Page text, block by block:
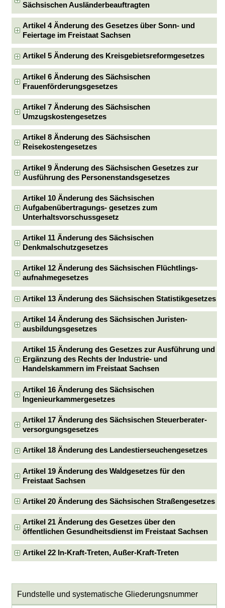
Sächsischen Ausländerbeauftragten
Artikel 4 Änderung des Gesetzes über Sonn- und
Feiertage im Freistaat Sachsen
Artikel 5 Änderung des Kreisgebietsreformgesetzes
Artikel 6 Änderung des Sächsischen
Frauenförderungsgesetzes
Artikel 7 Änderung des Sächsischen
Umzugskostengesetzes
Artikel 8 Änderung des Sächsischen
Reisekostengesetzes
Artikel 9 Änderung des Sächsischen Gesetzes zur
Ausführung des Personenstandsgesetzes
Artikel 10 Änderung des Sächsischen
Aufgabenübertragungs- gesetzes zum
Unterhaltsvorschussgesetz
Artikel 11 Änderung des Sächsischen
Denkmalschutzgesetzes
Artikel 12 Änderung des Sächsischen Flüchtlings-
aufnahmegesetzes
Artikel 13 Änderung des Sächsischen Statistikgesetzes
Artikel 14 Änderung des Sächsischen Juristen-
ausbildungsgesetzes
Artikel 15 Änderung des Gesetzes zur Ausführung und
Ergänzung des Rechts der Industrie- und
Handelskammern im Freistaat Sachsen
Artikel 16 Änderung des Sächsischen
Ingenieurkammergesetzes
Artikel 17 Änderung des Sächsischen Steuerberater-
versorgungsgesetzes
Artikel 18 Änderung des Landestierseuchengesetzes
Artikel 19 Änderung des Waldgesetzes für den
Freistaat Sachsen
Artikel 20 Änderung des Sächsischen Straßengesetzes
Artikel 21 Änderung des Gesetzes über den
öffentlichen Gesundheitsdienst im Freistaat Sachsen
Artikel 22 In-Kraft-Treten, Außer-Kraft-Treten
Fundstelle und systematische Gliederungsnummer